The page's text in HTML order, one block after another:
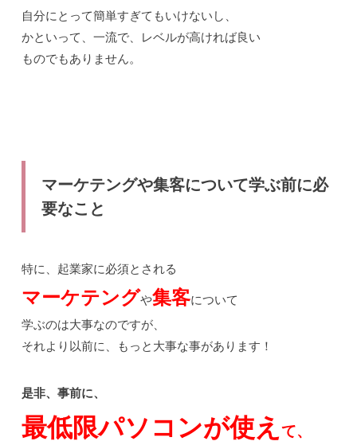
自分にとって簡単すぎてもいけないし、
かといって、一流で、レベルが高ければ良い
ものでもありません。
マーケテングや集客について学ぶ前に必
要なこと
特に、起業家に必須とされる
マーケテングや集客について
学ぶのは大事なのですが、
それより以前に、もっと大事な事があります！
是非、事前に、
最低限パソコンが使え て、